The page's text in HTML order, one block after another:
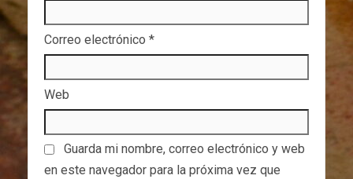
Correo electrónico *
Web
Guarda mi nombre, correo electrónico y web
en este navegador para la próxima vez que